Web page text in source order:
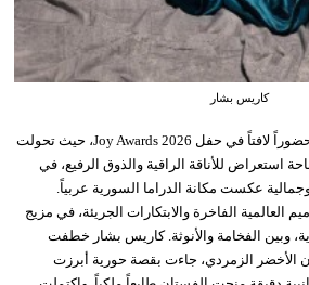
كاريس بشار
سجّلت النجمات السوريات حضوراً لافتاً في حفل Joy Awards 2026، حيث تحولت
استعراض للأناقة الراقية والذوق الرفيع، في
عكست مكانة الدراما السورية عربياً.
العالمية الفاخرة والابتكارات الجريئة، في مزيج
وبين الفخامة والأنوثة. كاريس بشار خطفت
الأخضر الزمردي، جاءت بقصة حورية أبرزت